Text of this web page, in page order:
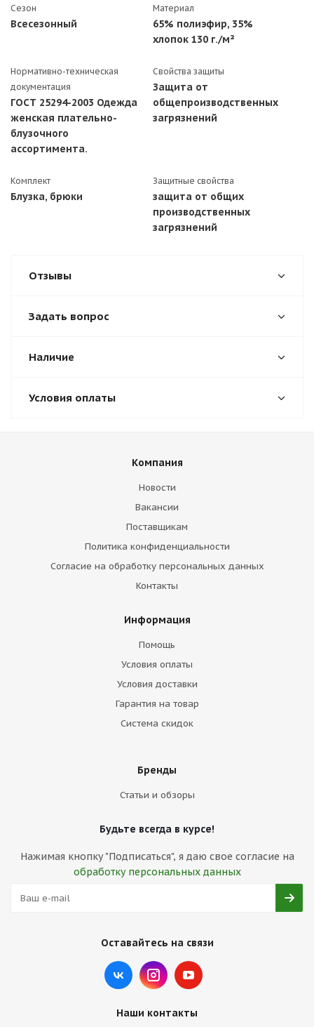
Сезон
Всесезонный
Материал
65% полиэфир, 35%
хлопок 130 г./м²
Нормативно-техническая
документация
ГОСТ 25294-2003 Одежда
женская плательно-
блузочного
ассортимента.
Свойства защиты
Защита от
общепроизводственных
загрязнений
Комплект
Блузка, брюки
Защитные свойства
защита от общих
производственных
загрязнений
Отзывы
Задать вопрос
Наличие
Условия оплаты
Компания
Новости
Вакансии
Поставщикам
Политика конфиденциальности
Согласие на обработку персональных данных
Контакты
Информация
Помощь
Условия оплаты
Условия доставки
Гарантия на товар
Система скидок
Бренды
Статьи и обзоры
Будьте всегда в курсе!
Нажимая кнопку "Подписаться", я даю свое согласие на
обработку персональных данных
Оставайтесь на связи
Наши контакты